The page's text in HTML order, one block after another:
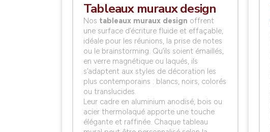
Tableaux muraux design
Nos tableaux muraux design offrent
une surface d’écriture fluide et effaçable,
idéale pour les réunions, la prise de notes
ou le brainstorming. Qu’ils soient émaillés,
en verre magnétique ou laqués, ils
s’adaptent aux styles de décoration les
plus contemporains : blancs, noirs, colorés
ou translucides.
Leur cadre en aluminium anodisé, bois ou
acier thermolaqué apporte une touche
élégante et raffinée. Chaque tableau